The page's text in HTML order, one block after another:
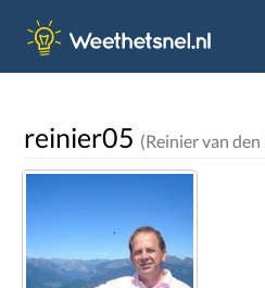
reinier05 (Reinier van